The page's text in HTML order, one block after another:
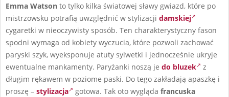
Emma Watson to tylko kilka światowej sławy gwiazd, które po
mistrzowsku potrafią uwzględnić w stylizacji damskiej
cygaretki w nieoczywisty sposób. Ten charakterystyczny fason
spodni wymaga od kobiety wyczucia, które pozwoli zachować
paryski szyk, wyeksponuje atuty sylwetki i jednocześnie ukryje
ewentualne mankamenty. Paryżanki noszą je do bluzek
z
długim rękawem w poziome paski. Do tego zakładają apaszkę i
proszę – stylizacja gotowa. Tak oto wygląda francuska